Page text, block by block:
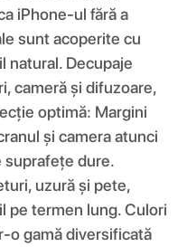
iPhone-ul fără a
sunt acoperite cu
natural. Decupaje
cameră și difuzoare,
optimă: Margini
și camera atunci
suprafețe dure.
uzură și pete,
pe termen lung. Culori
o gamă diversificată